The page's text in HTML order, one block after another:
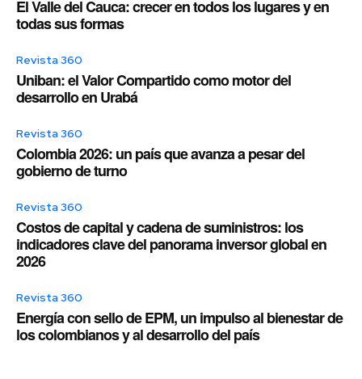
El Valle del Cauca: crecer en todos los lugares y en
todas sus formas
Revista 360
Uniban: el Valor Compartido como motor del
desarrollo en Urabá
Revista 360
Colombia 2026: un país que avanza a pesar del
gobierno de turno
Revista 360
Costos de capital y cadena de suministros: los
indicadores clave del panorama inversor global en
2026
Revista 360
Energía con sello de EPM, un impulso al bienestar de
los colombianos y al desarrollo del país